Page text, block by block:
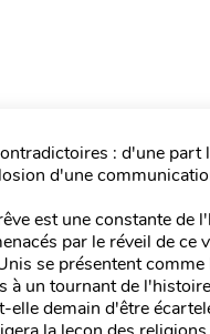
: d'une
d'une
est une constante
par le réveil de
se présentent
un tournant de
demain d'être